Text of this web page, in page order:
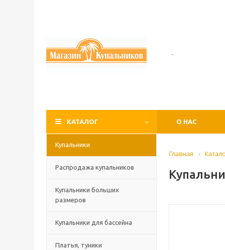
-
КАТАЛОГ О НАС
Купальники
Распродажа купальников
Купальники больших
размеров
Купальники для бассейна
Платья, туники
Главная